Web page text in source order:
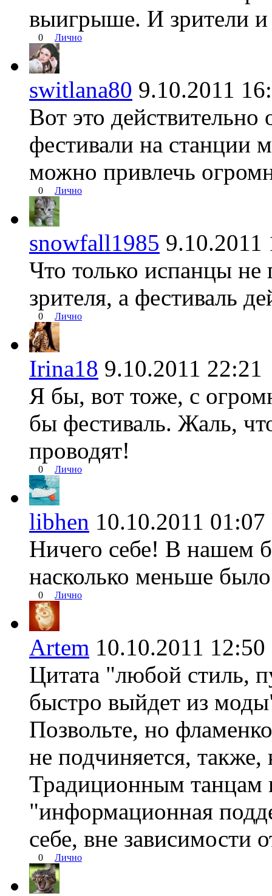
выигрыше. И зрители и
0 Лично
switlana80 9.10.2011
Вот это действительно
фестивали на станции
можно привлечь
0 Лично
snowfall1985
Что только испанцы
зрителя, а фестиваль
0 Лично
Irina18 9.10.2011
Я бы, вот тоже, с
бы фестиваль. Жаль,
проводят!
0 Лично
libhen 10.10.2011
Ничего себе! В нашем
насколько меньше
0 Лично
Artem 10.10.2011
Цитата "любой стиль,
быстро выйдет из
Позвольте, но
не подчиняется,
Традиционным танцам
"информационная
себе, вне зависимости
0 Лично